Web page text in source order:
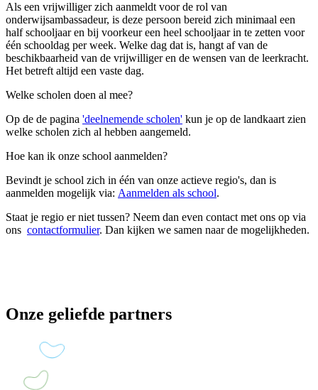
Als een vrijwilliger zich aanmeldt voor de rol van
onderwijsambassadeur, is deze persoon bereid zich minimaal een
half schooljaar en bij voorkeur een heel schooljaar in te zetten voor
één schooldag per week. Welke dag dat is, hangt af van de
beschikbaarheid van de vrijwilliger en de wensen van de leerkracht.
Het betreft altijd een vaste dag.
Welke scholen doen al mee?
Op de de pagina 'deelnemende scholen' kun je op de landkaart zien
welke scholen zich al hebben aangemeld.
Hoe kan ik onze school aanmelden?
Bevindt je school zich in één van onze actieve regio's, dan is
aanmelden mogelijk via: Aanmelden als school.
Staat je regio er niet tussen? Neem dan even contact met ons op via
ons contactformulier. Dan kijken we samen naar de mogelijkheden.
Onze geliefde partners